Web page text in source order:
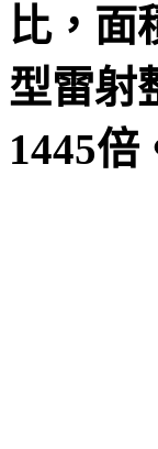
比，面
型雷射
1445倍